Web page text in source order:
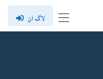
لاگ ان